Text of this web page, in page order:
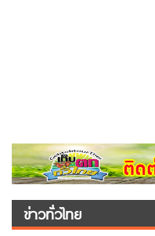
ข่าวทั่วไทย